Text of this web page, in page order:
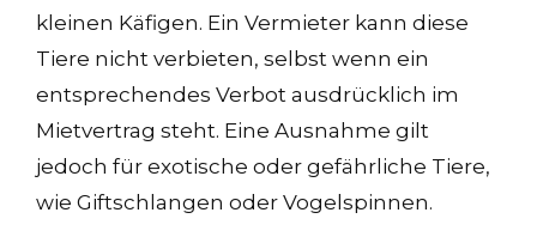
kleinen Käfigen. Ein Vermieter kann diese
Tiere nicht verbieten, selbst wenn ein
entsprechendes Verbot ausdrücklich im
Mietvertrag steht. Eine Ausnahme gilt
jedoch für exotische oder gefährliche Tiere,
wie Giftschlangen oder Vogelspinnen.